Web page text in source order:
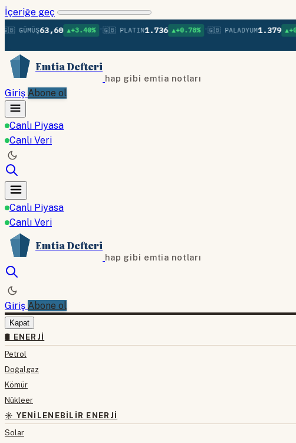
İçeriğe geç
63,60 ▲+3.40% •🇬🇧 PLATIN1.736 ▲+0.78% •🇬🇧 PALADYUM1.379 ▲+0.75%
Emtia Defteri
hap gibi emtia notları
Giriş Abone ol
Canlı Piyasa
Canlı Veri
Canlı Piyasa
Canlı Veri
Emtia Defteri
hap gibi emtia notları
Giriş Abone ol
Kapat
🛢 ENERJI
Petrol
Doğalgaz
Kömür
Nükleer
☀️ YENILENEBILIR ENERJI
Solar